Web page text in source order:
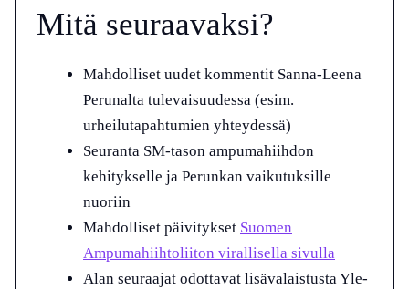
Mitä seuraavaksi?
Mahdolliset uudet kommentit Sanna-Leena
Perunalta tulevaisuudessa (esim.
urheilutapahtumien yhteydessä)
Seuranta SM-tason ampumahiihdon
kehitykselle ja Perunkan vaikutuksille
nuoriin
Mahdolliset päivitykset Suomen
Ampumahiihtoliiton virallisella sivulla
Alan seuraajat odottavat lisävalaistusta Yle-